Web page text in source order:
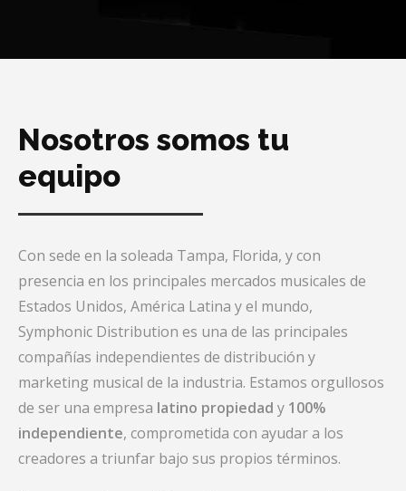
Nosotros somos tu
equipo
Con sede en la soleada Tampa, Florida, y con
presencia en los principales mercados musicales de
Estados Unidos, América Latina y el mundo,
Symphonic Distribution es una de las principales
compañías independientes de distribución y
marketing musical de la industria. Estamos orgullosos
de ser una empresa latino propiedad y 100%
independiente, comprometida con ayudar a los
creadores a triunfar bajo sus propios términos.